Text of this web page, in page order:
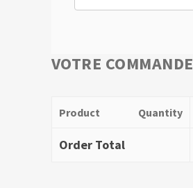
VOTRE COMMANDE
Product Quantity
Order Total